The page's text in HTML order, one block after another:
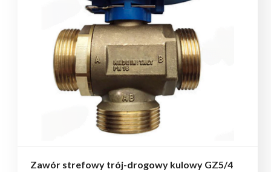
Zawór strefowy trój-drogowy kulowy GZ5/4